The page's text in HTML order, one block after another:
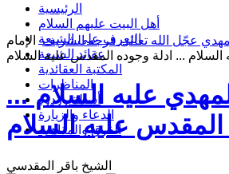
الرئيسية
أهل البيت عليهم السلام
التعرف على الشيعة
عقائد الشيعة
المكتبة العقائدية
المناظرات
أسئلة وردود
الدعاء والزيارة
الفرق والمذاهب
عجّل الله تعالى فرجه الشريف
الإمام
السلام ... ادلة وجوده المقدس عليه السلام
عليه السلام ...
المقدس عليه السلام
الشيخ باقر المقدسي